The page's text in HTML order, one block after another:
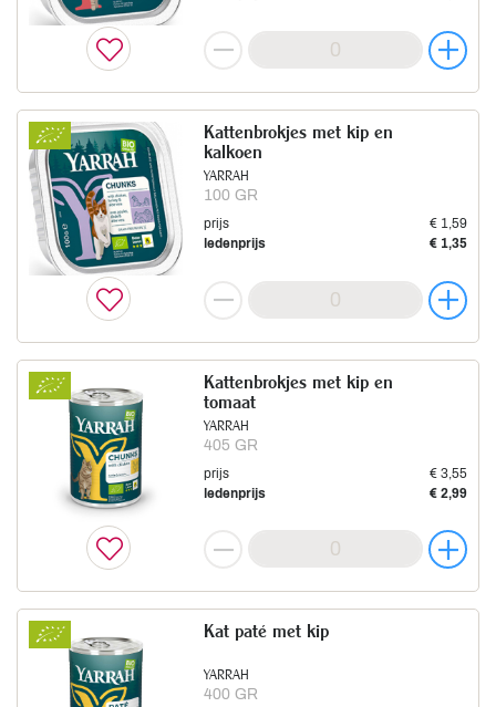
YARRAH
100 GR
Kattenbrokjes met kip en
kalkoen
prijs
€ 1,59
ledenprijs
€ 1,35
YARRAH
405 GR
Kattenbrokjes met kip en
tomaat
prijs
€ 3,55
ledenprijs
€ 2,99
YARRAH
400 GR
Kat paté met kip